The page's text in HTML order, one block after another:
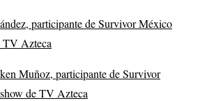
participante de Survivor México
TV Azteca
Muñoz, participante de Survivor
de TV Azteca